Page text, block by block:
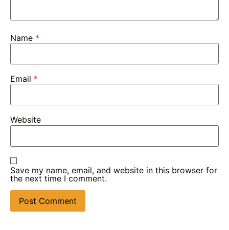
Name *
Email *
Website
Save my name, email, and website in this browser for
the next time I comment.